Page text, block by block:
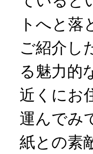
トへと落
ご紹介し
る魅力的
近くにお
運んでみ
紙との素